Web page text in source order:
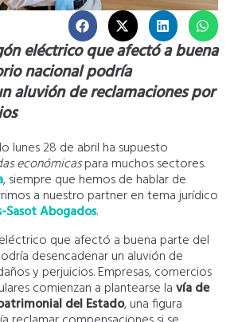
eléctrico que afectó a buena
nacional podría
aluvión de reclamaciones por
lunes 28 de abril ha supuesto
económicaspara muchos sectores.
, siempre que hemos de hablar de
a nuestro partner en tema jurídico
Sasot Abogados.
que afectó a buena parte del
desencadenar un aluvión de
y perjuicios. Empresas, comercios
comienzan a plantearse lavía de
del Estado, una figura